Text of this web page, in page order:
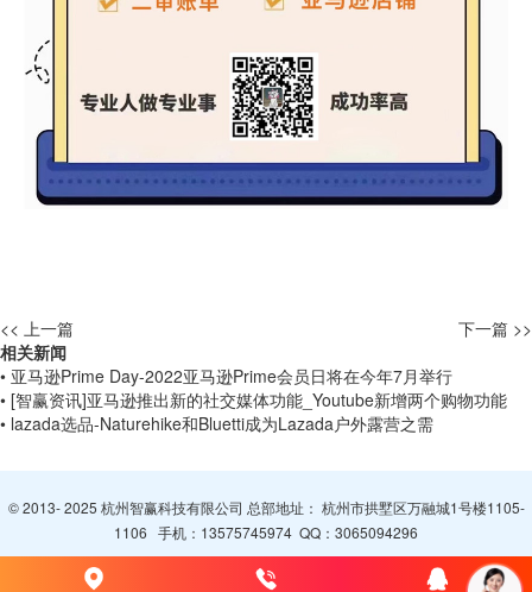
<< 上一篇
下一篇 >>
相关新闻
• 亚马逊Prime Day-2022亚马逊Prime会员日将在今年7月举行
• [智赢资讯]亚马逊推出新的社交媒体功能_Youtube新增两个购物功能
• lazada选品-Naturehike和Bluetti成为Lazada户外露营之需
© 2013- 2025 杭州智赢科技有限公司 总部地址： 杭州市拱墅区万融城1号楼1105-
1106 手机： 13575745974 QQ： 3065094296